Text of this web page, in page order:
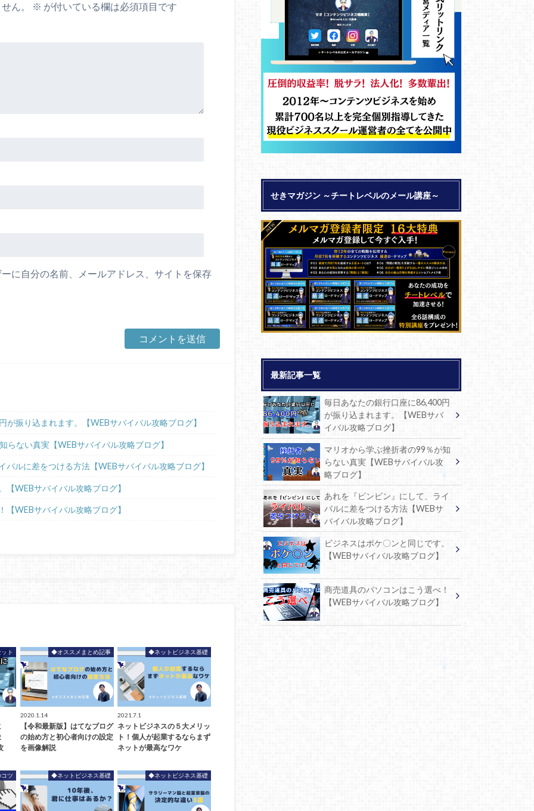
ん。 ※ が付いている欄は必須項目です
に自分の名前、メールアドレス、サイトを保存
が振り込まれます。【WEBサバイバル攻略ブログ】
らない真実【WEBサバイバル攻略ブログ】
ルに差をつける方法【WEBサバイバル攻略ブログ】
WEBサバイバル攻略ブログ】
WEBサバイバル攻略ブログ】
ト ◆オススメまとめ記事
2020.1.14
【令和最新版】はてなブログ
の始め方と初心者向けの設定
を画像解説
◆ネットビジネス基礎
2021.7.1
ネットビジネスの５大メリッ
ト！個人が起業するならまず
ネットが最高なワケ
ツ ◆ネットビジネス基礎 ◆ネットビジネス基礎
せきマガジン ～チートレベルのメール講座～
最新記事一覧
毎日あなたの銀行口座に86,400円
が振り込まれます。【WEBサバ
イバル攻略ブログ】
マリオから学ぶ挫折者の99％が知
らない真実【WEBサバイバル攻
略ブログ】
あれを『ビンビン』にして、ライ
バルに差をつける方法【WEBサ
バイバル攻略ブログ】
ビジネスはポケ〇ンと同じです。
【WEBサバイバル攻略ブログ】
商売道具のパソコンはこう選べ！
【WEBサバイバル攻略ブログ】